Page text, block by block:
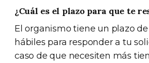
¿Cuál es el plazo para que te
El organismo tiene un plazo de
hábiles para responder a tu
caso de que necesiten más